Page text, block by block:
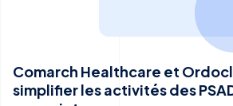
Comarch Healthcare et
simplifier les activités des